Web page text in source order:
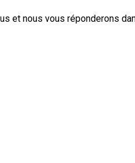
et nous vous réponderons